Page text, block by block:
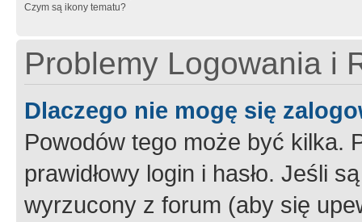
Czym są ikony tematu?
Problemy Logowania i
Dlaczego nie mogę się
Powodów tego może być kilka.
prawidłowy login i hasło. Jeśli
wyrzucony z forum (aby się